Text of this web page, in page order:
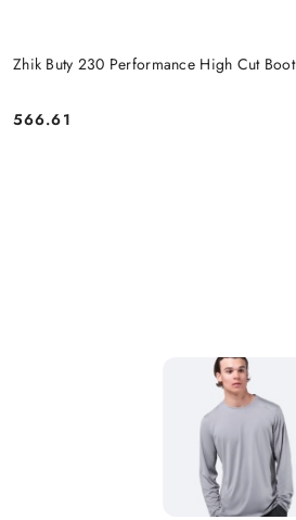
Zhik Buty 230 Performance High Cut Boot
Cena:
566.61